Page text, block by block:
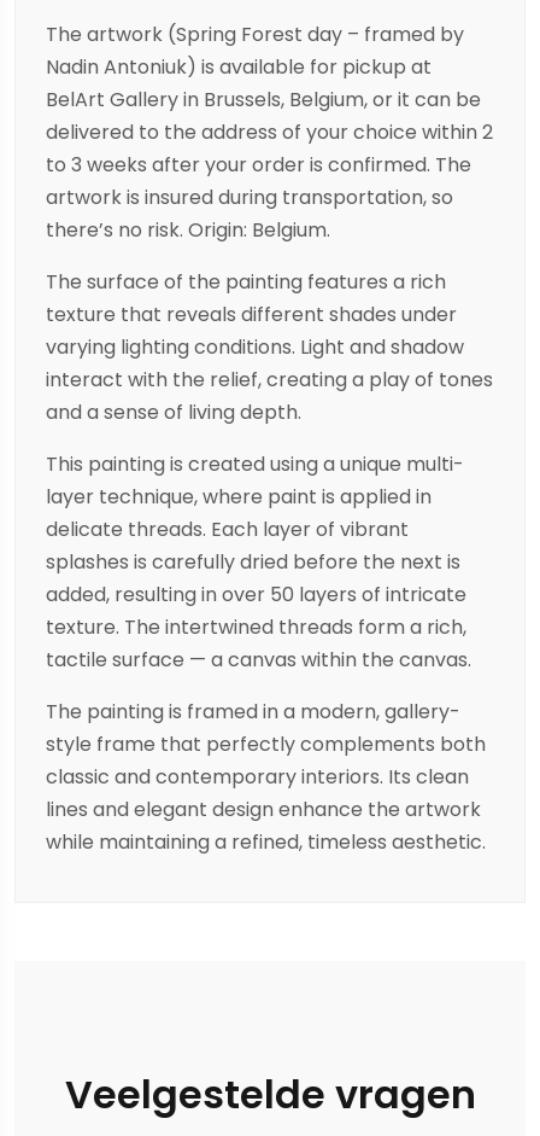
The artwork (Spring Forest day – framed by
Nadin Antoniuk) is available for pickup at
BelArt Gallery in Brussels, Belgium, or it can be
delivered to the address of your choice within 2
to 3 weeks after your order is confirmed. The
artwork is insured during transportation, so
there’s no risk. Origin: Belgium.
The surface of the painting features a rich
texture that reveals different shades under
varying lighting conditions. Light and shadow
interact with the relief, creating a play of tones
and a sense of living depth.
This painting is created using a unique multi-
layer technique, where paint is applied in
delicate threads. Each layer of vibrant
splashes is carefully dried before the next is
added, resulting in over 50 layers of intricate
texture. The intertwined threads form a rich,
tactile surface — a canvas within the canvas.
The painting is framed in a modern, gallery-
style frame that perfectly complements both
classic and contemporary interiors. Its clean
lines and elegant design enhance the artwork
while maintaining a refined, timeless aesthetic.
Veelgestelde vragen